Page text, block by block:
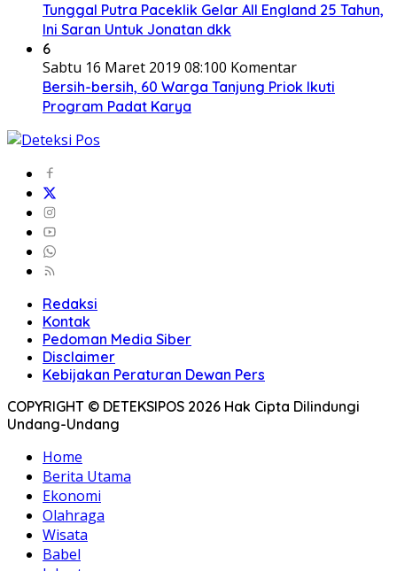
Tunggal Putra Paceklik Gelar All England 25 Tahun,
Ini Saran Untuk Jonatan dkk
6
Sabtu 16 Maret 2019 08:100 Komentar
Bersih-bersih, 60 Warga Tanjung Priok Ikuti
Program Padat Karya
Redaksi
Kontak
Pedoman Media Siber
Disclaimer
Kebijakan Peraturan Dewan Pers
COPYRIGHT © DETEKSIPOS 2026 Hak Cipta Dilindungi
Undang-Undang
Home
Berita Utama
Ekonomi
Olahraga
Wisata
Babel